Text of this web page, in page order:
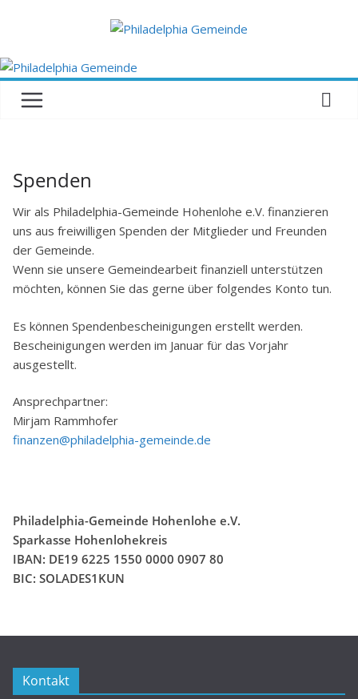
Spenden
Wir als Philadelphia-Gemeinde Hohenlohe e.V. finanzieren
uns aus freiwilligen Spenden der Mitglieder und Freunden
der Gemeinde.
Wenn sie unsere Gemeindearbeit finanziell unterstützen
möchten, können Sie das gerne über folgendes Konto tun.
Es können Spendenbescheinigungen erstellt werden.
Bescheinigungen werden im Januar für das Vorjahr
ausgestellt.
Ansprechpartner:
Mirjam Rammhofer
finanzen@philadelphia-gemeinde.de
Philadelphia-Gemeinde Hohenlohe e.V.
Sparkasse Hohenlohekreis
IBAN: DE19 6225 1550 0000 0907 80
BIC: SOLADES1KUN
Kontakt